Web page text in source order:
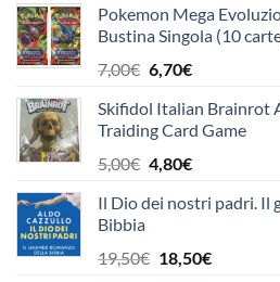
Pokemon Mega
Bustina Singola (10
7,00€ Il
originale
era:
7,00€.
6,70€Il
attuale
è:
6,70€.
Skifidol Italian Brainrot
Traiding Card Game
5,00€ Il
originale
5,00€.
4,80€Il
attuale
4,80€.
Il Dio dei nostri padri. Il
Bibbia
19,50€ Il
18,50€Il